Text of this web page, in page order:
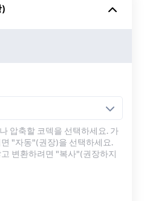
라이브에서
압축할 코덱을 선택하세요. 가
"자동"(권장)을 선택하세요.
변환하려면 "복사"(권장하지